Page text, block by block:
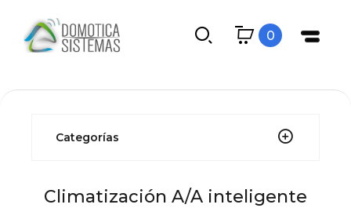
0
Categorías
Climatización A/A inteligente